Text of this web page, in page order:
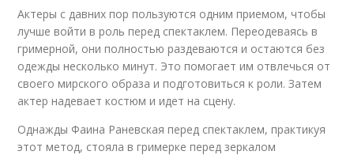
Актеры с давних пор пользуются одним приемом, чтобы
лучше войти в роль перед спектаклем. Переодеваясь в
гримерной, они полностью раздеваются и остаются без
одежды несколько минут. Это помогает им отвлечься от
своего мирского образа и подготовиться к роли. Затем
актер надевает костюм и идет на сцену.
Однажды Фаина Раневская перед спектаклем, практикуя
этот метод, стояла в гримерке перед зеркалом